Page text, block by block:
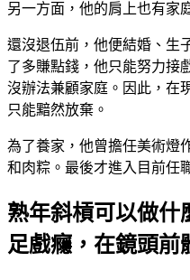
另一方面，他的肩上也有家
還沒退伍前，他便結婚、生
了多賺點錢，他只能努力接
沒辦法兼顧家庭。因此，在
只能黯然放棄。
為了養家，他曾擔任美術燈
和肉粽。最後才進入目前任
熟年斜槓可以做什
足戲癮，在鏡頭前